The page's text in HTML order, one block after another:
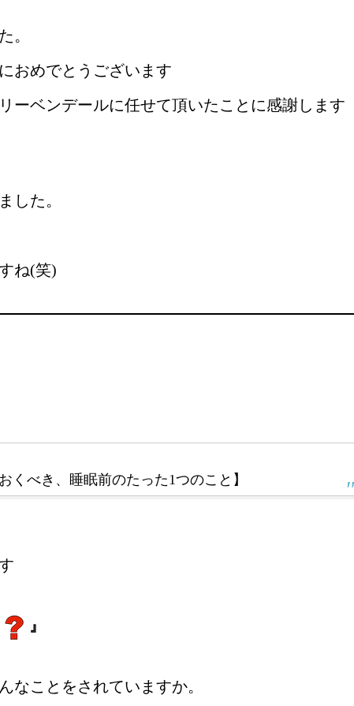
。
おめでとうございます
ーベンデールに任せて頂いたことに感謝します
した。
ね(笑)
くべき、睡眠前のたった1つのこと】
』
なことをされていますか。